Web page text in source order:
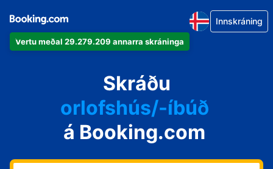
Vertu meðal 29.279.209 annarra skráninga
Innskráning
Skráðu
íbúðina þína
hótelið þitt
orlofshús/-íbúð
gistihúsið þitt
gistiheimilið þitt
á Booking.com